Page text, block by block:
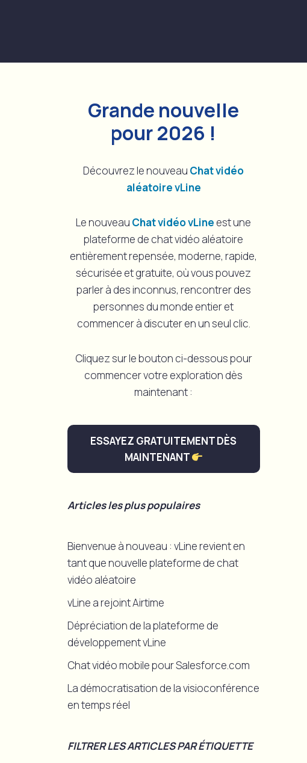
content
Grande nouvelle
pour 2026 !
Découvrez le nouveau Chat vidéo
aléatoire vLine
Le nouveau Chat vidéo vLine est une
plateforme de chat vidéo aléatoire
entièrement repensée, moderne, rapide,
sécurisée et gratuite, où vous pouvez
parler à des inconnus, rencontrer des
personnes du monde entier et
commencer à discuter en un seul clic.
Cliquez sur le bouton ci-dessous pour
commencer votre exploration dès
maintenant :
ESSAYEZ GRATUITEMENT DÈS
MAINTENANT
Articles les plus populaires
Bienvenue à nouveau : vLine revient en
tant que nouvelle plateforme de chat
vidéo aléatoire
vLine a rejoint Airtime
Dépréciation de la plateforme de
développement vLine
Chat vidéo mobile pour Salesforce.com
La démocratisation de la visioconférence
en temps réel
FILTRER LES ARTICLES PAR ÉTIQUETTE